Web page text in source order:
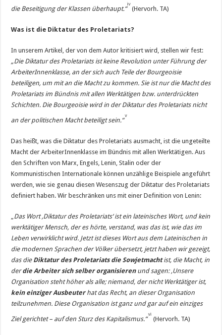
die Beseitigung der Klassen überhaupt.“
iv
(Hervorh. TA)
Was ist die Diktatur des Proletariats?
In unserem Artikel, der von dem Autor kritisiert wird, stellen wir fest:
„Die Diktatur des Proletariats ist keine Revolution unter Führung der
ArbeiterInnenklasse, an der sich auch Teile der Bourgeoisie
beteiligen, um mit an die Macht zu kommen. Sie ist nur die Macht des
Proletariats im Bündnis mit allen Werktätigen bzw. unterdrückten
Schichten. Die Bourgeoisie wird in der Diktatur des Proletariats nicht
an der politischen Macht beteiligt sein.“
v
Das heißt, was die Diktatur des Proletariats ausmacht, ist die ungeteilte
Macht der ArbeiterInnenklasse im Bündnis mit allen Werktätigen. Aus
den Schriften von Marx, Engels, Lenin, Stalin oder der
Kommunistischen Internationale können unzählige Beispiele angeführt
werden, wie sie genau diesen Wesenszug der Diktatur des Proletariats
definiert haben. Wir beschränken uns mit einer Definition von Lenin:
Das Wort ‚Diktatur des Proletariats‘ ist ein lateinisches Wort, und kein
werktätiger Mensch, der es hörte, verstand, was das ist, wie das im
Leben verwirklicht wird. Jetzt ist dieses Wort aus dem Lateinischen in
die modernen Sprachen der Völker übersetzt, jetzt haben wir gezeigt,
das die Diktatur des Proletariats die Sowjetmachtist, die Macht, in
derdie Arbeiter sich selber organisieren und sagen: ‚Unsere
Organisation steht höher als alle; niemand, der nicht Werktätiger ist,
kein einziger Ausbeuterhat das Recht, an dieser Organisation
teilzunehmen. Diese Organisation ist ganz und gar auf ein einziges
Ziel gerichtet – auf den Sturz des Kapitalismus.“
vi
(Hervorh. TA)